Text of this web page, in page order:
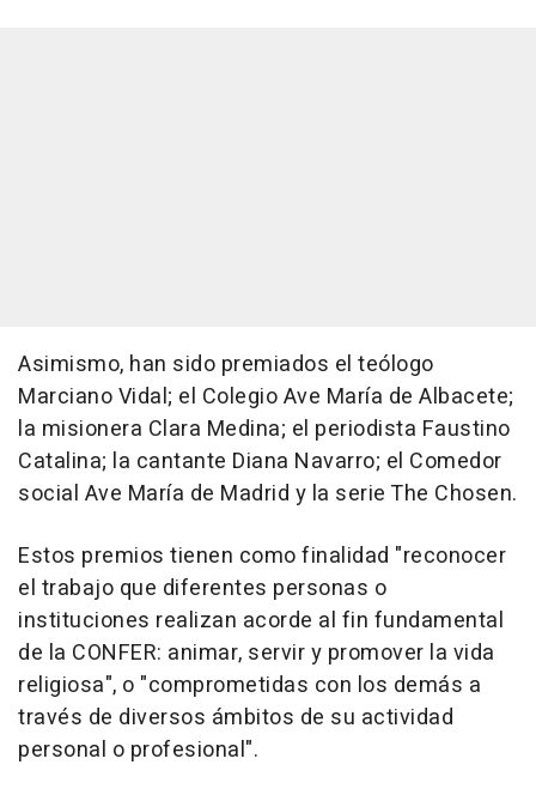
Asimismo, han sido premiados el teólogo
Marciano Vidal; el Colegio Ave María de Albacete;
la misionera Clara Medina; el periodista Faustino
Catalina; la cantante Diana Navarro; el Comedor
social Ave María de Madrid y la serie The Chosen.
Estos premios tienen como finalidad "reconocer
el trabajo que diferentes personas o
instituciones realizan acorde al fin fundamental
de la CONFER: animar, servir y promover la vida
religiosa", o "comprometidas con los demás a
través de diversos ámbitos de su actividad
personal o profesional".